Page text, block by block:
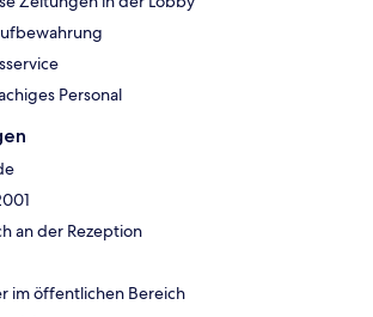
Personal
an der Rezeption
im öffentlichen Bereich